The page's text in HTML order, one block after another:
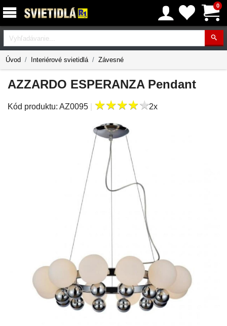
0
Vyhľadávanie
Úvod Interiérové svietidlá Závesné
AZZARDO ESPERANZA Pendant
Kód produktu: AZ0095 ★★★★★
★★★★★2x